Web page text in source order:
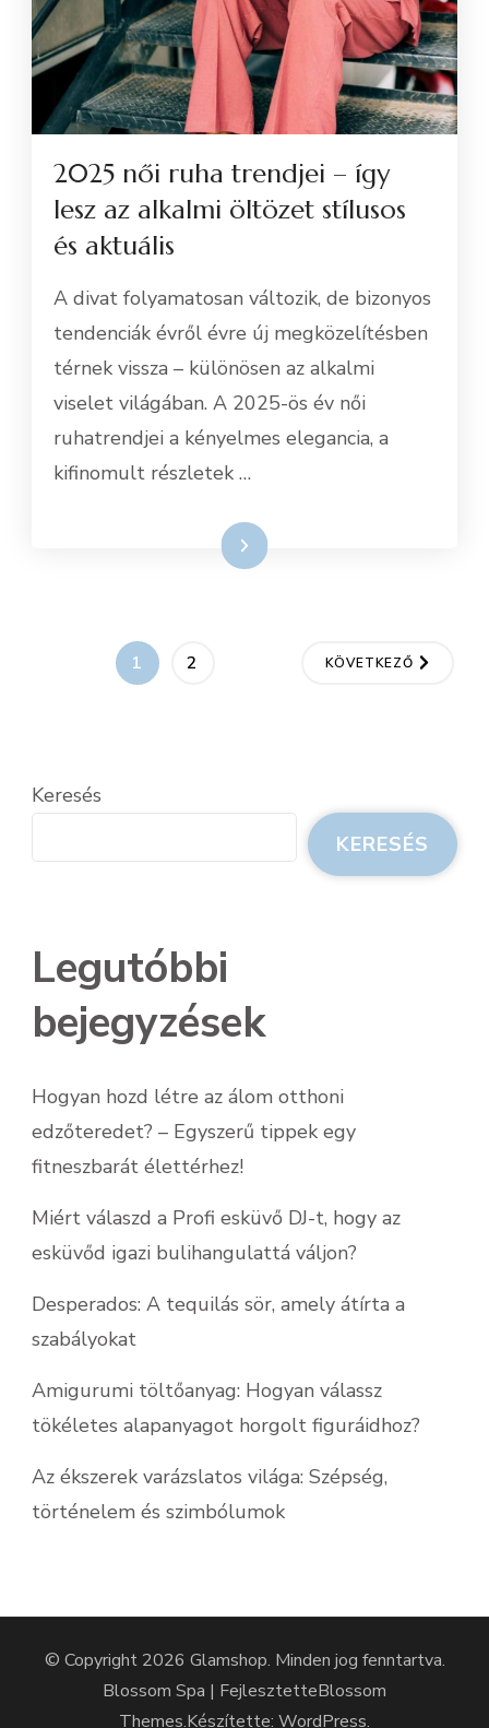
2025 női ruha trendjei – így
lesz az alkalmi öltözet stílusos
és aktuális
A divat folyamatosan változik, de bizonyos
tendenciák évről évre új megközelítésben
térnek vissza – különösen az alkalmi
viselet világában. A 2025-ös év női
ruhatrendjei a kényelmes elegancia, a
kifinomult részletek …
Tovább
Bejegyzések
OLDAL
1 OLDAL
2 KÖVETKEZŐ
Keresés
KERESÉS
Legutóbbi
bejegyzések
Hogyan hozd létre az álom otthoni
edzőteredet? – Egyszerű tippek egy
fitneszbarát élettérhez!
Miért válaszd a Profi esküvő DJ-t, hogy az
esküvőd igazi bulihangulattá váljon?
Desperados: A tequilás sör, amely átírta a
szabályokat
Amigurumi töltőanyag: Hogyan válassz
tökéletes alapanyagot horgolt figuráidhoz?
Az ékszerek varázslatos világa: Szépség,
történelem és szimbólumok
© Copyright 2026 Glamshop. Minden jog fenntartva.
Blossom Spa | FejlesztetteBlossom
Themes.Készítette: WordPress.